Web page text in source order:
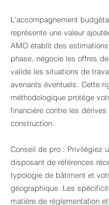
L’accompagnement
représente une valeur
AMO établit des
phase, négocie les offres
valide les situations de
avenants éventuels. Cette
méthodologique protège
financière contre les dérives
construction.
Conseil de pro : Privilégiez
disposant de références
typologie de bâtiment et
géographique. Les
matière de réglementation